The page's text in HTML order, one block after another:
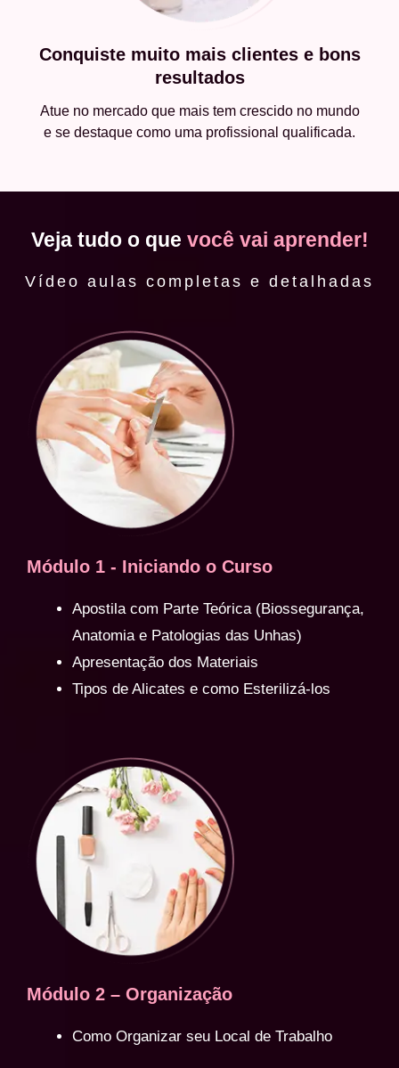
Conquiste muito mais clientes e bons
resultados
Atue no mercado que mais tem crescido no mundo
e se destaque como uma profissional qualificada.
Veja tudo o que você vai aprender!
Vídeo aulas completas e detalhadas
Módulo 1 - Iniciando o Curso
Apostila com Parte Teórica (Biossegurança,
Anatomia e Patologias das Unhas)
Apresentação dos Materiais
Tipos de Alicates e como Esterilizá-los
Módulo 2 – Organização
Como Organizar seu Local de Trabalho